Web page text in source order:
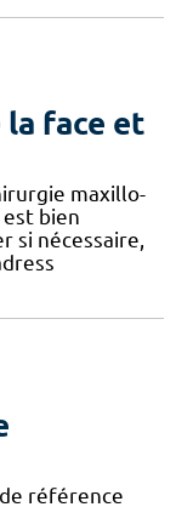
face et
maxillo-
bien
si nécessaire,
référence